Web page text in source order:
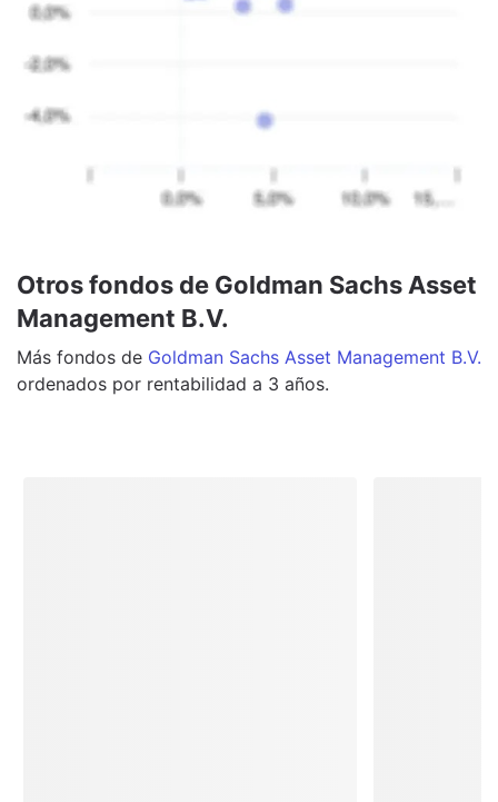
Otros fondos de Goldman Sachs Asset
Management B.V.
Más fondos de Goldman Sachs Asset Management B.V.
ordenados por rentabilidad a 3 años.